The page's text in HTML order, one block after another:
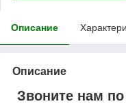
Описание
Описание
Звоните нам